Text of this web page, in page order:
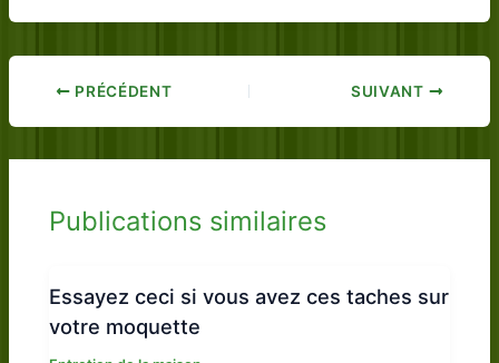
PRÉCÉDENT SUIVANT
Publications similaires
Essayez ceci si vous avez ces taches sur
votre moquette